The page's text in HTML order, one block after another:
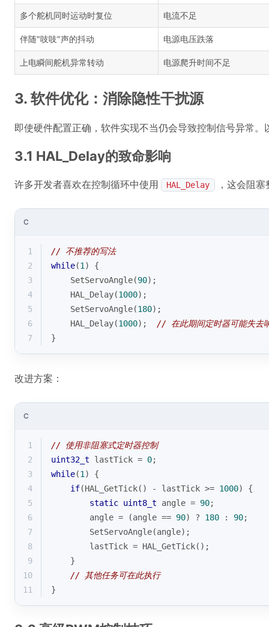
多个舵机同时运动时复位 电流不足
伴随"吱吱"声的抖动 电源电压跌落
上电瞬间舵机异常转动 电源爬升时间不足
3. 软件优化：消除隐性干扰源
即使硬件配置正确，软件实现不当仍会导致控制信号异常
3.1 HAL_Delay的致命影响
许多开发者喜欢在控制循环中使用 HAL_Delay ，这会阻
C
1
// 不推荐的写法
2
while(1 ) {
3
    SetServoAngle(
90);
4
    HAL_Delay(
1000);
5
    SetServoAngle(
180);
6
    HAL_Delay(
1000); // 在此期间定时器可能失去
7
}
改进方案：
C
1
// 使用非阻塞式定时器控制
2
uint32_t lastTick = 0;
3
while(1 ) {
4
if(HAL_GetTick() - lastTick >= 1000) {
5
static uint8_t angle = 90;
6
        angle = (angle ==
90) ? 180 : 90;
7
        SetServoAngle(angle);
8
        lastTick = HAL_GetTick();
9
    }
10
// 其他任务可在此执行
11
}